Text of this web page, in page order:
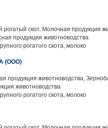
рогатый скот, Молочная продукция
продукция животноводства
рогатого скота, молоко
(ООО)
продукция животноводства,
животноводства
рогатого скота, молоко